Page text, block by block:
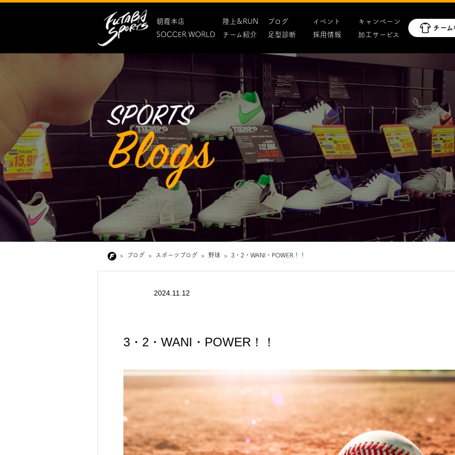
朝霞本店 陸上&RUN ブログ イベント
キャンペーン
SOCCER WORLD
チーム紹介 足型診断 採用情報 加工サービス
> ブログ > スポーツブログ > 野球 > 3・2・WANI・POWER！！
2024.11.12
3・2・WANI・POWER！！